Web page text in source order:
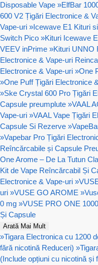
Disposable Vape »ElfBar
600 V2 Țigări Electronice &
Vape-uri »Icewave E1 Kituri
Switch Pico »Kituri Icewave
VEEV inPrime »Kituri UNNO
Electronice & Vape-uri
Electronice & Vape-uri »One
»One Puff Țigări Electronice
»Ske Crystal 600 Pro Țigări
Capsule preumplute »VAAL
Vape-uri »VAAL Vape Țigări
Capsule Si Rezerve »
»Vapebar Pro Țigări
Reîncărcabile și Capsule
One Arome – De La Tutun
Kit de Vape Reîncărcabil Și
Electronice & Vape-uri »
uri »VUSE GO AROME »
0 mg »VUSE PRO ONE 1000
Și Capsule
Arată Mai Mult
»Tigara Electronica cu 1200
fără nicotină Reduceri) »
(Include opțiuni cu nicotină și